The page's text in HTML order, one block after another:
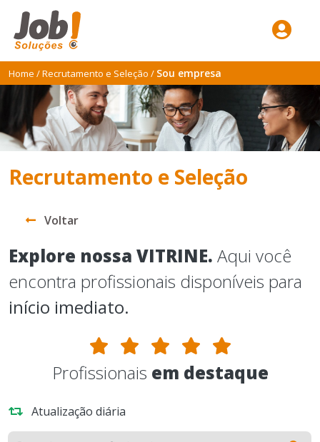
Home /Recrutamento e Seleção / Sou empresa
Recrutamento e Seleção
Voltar
Explore nossa VITRINE. Aqui você
encontra profissionais disponíveis para
início imediato.
Profissionais em destaque
Atualização diária